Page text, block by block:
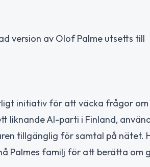
version av Olof Palme utsetts till
initiativ för att väcka frågor
liknande AI-parti i Finland,
tillgänglig för samtal på nätet.
Palmes familj för att berätta om